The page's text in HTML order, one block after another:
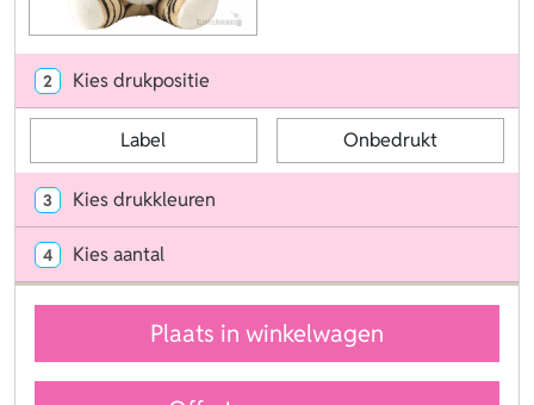
2 Kies drukpositie
Label Onbedrukt
3 Kies drukkleuren
4 Kies aantal
Plaats in winkelwagen